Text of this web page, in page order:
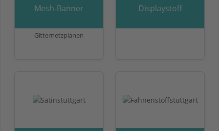
Mesh-Banner
Gitternetzplanen
Displaystoff